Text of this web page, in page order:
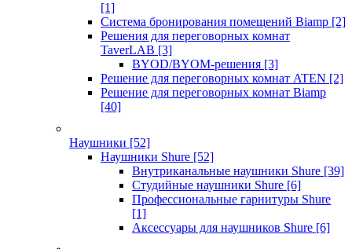
[1]
Система бронирования помещений Biamp [2]
Решения для переговорных комнат
TaverLAB [3]
BYOD/BYOM-решения [3]
Решение для переговорных комнат ATEN [2]
Решение для переговорных комнат Biamp
[40]
Наушники [52]
Наушники Shure [52]
Внутриканальные наушники Shure [39]
Студийные наушники Shure [6]
Профессиональные гарнитуры Shure
[1]
Аксессуары для наушников Shure [6]